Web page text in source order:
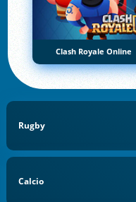
Clash Royale Online
Rugby
Calcio